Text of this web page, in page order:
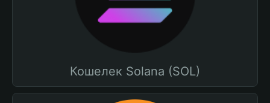
Кошелек Solana (SOL)